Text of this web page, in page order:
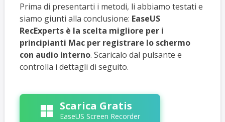
Prima di presentarti i metodi, li abbiamo testati e
siamo giunti alla conclusione: EaseUS
RecExperts è la scelta migliore per i
principianti Mac per registrare lo schermo
con audio interno. Scaricalo dal pulsante e
controlla i dettagli di seguito.
Scarica Gratis
EaseUS Screen Recorder